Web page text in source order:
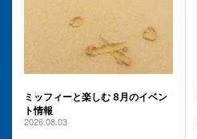
ミッフィーと楽しむ 8月のイベン
ト情報
2026.08.03